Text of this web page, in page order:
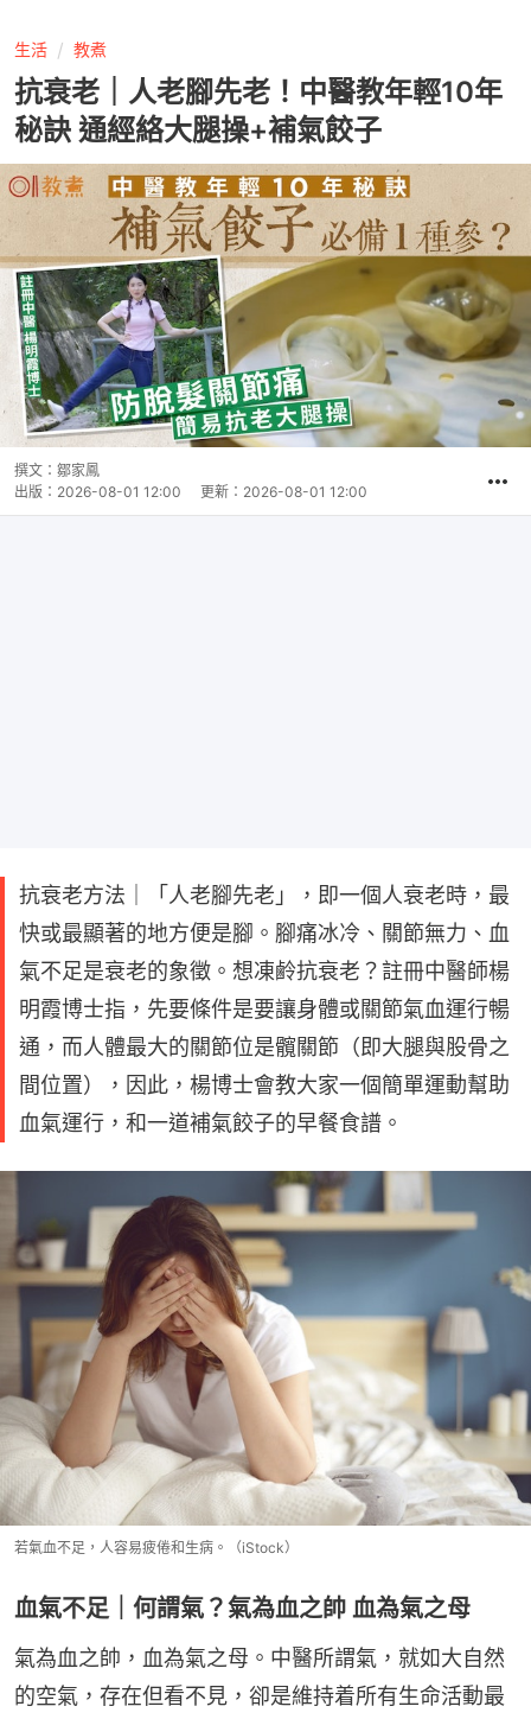
生活 教煮
抗衰老｜人老腳先老！中醫教年輕10年
秘訣 通經絡大腿操+補氣餃子
撰文： 鄒家鳳
出版： 2026-08-01 12:00 更新： 2026-08-01 12:00
抗衰老方法｜「人老腳先老」，即一個人衰老時，最
快或最顯著的地方便是腳。腳痛冰冷、關節無力、血
氣不足是衰老的象徵。想凍鹷抗衰老？註冊中醫師楊
明霞博士指，先要條件是要讓身體或關節氣血運行暢
通，而人體最大的關節位是髖關節（即大腿與股骨之
間位置），因此，楊博士會教大家一個簡單運動幫助
血氣運行，和一道補氣餃子的早餐食譜。
若氣血不足，人容易疲倦和生病。（iStock）
血氣不足｜何謂氣？氣為血之帥 血為氣之母
氣為血之帥，血為氣之母。中醫所謂氣，就如大自然
的空氣，存在但看不見，卻是維持着所有生命活動最